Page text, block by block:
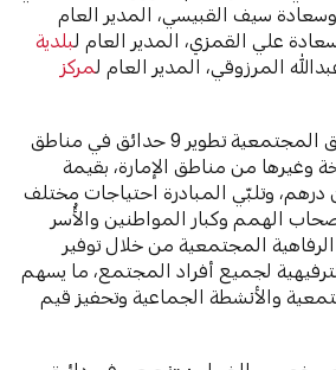
وسعادة سيف القبيسي، المدير العام
علي القمزي، المدير العام لبلدية
المرزوقي، المدير العام لمركز
الحدائق المجتمعية تطوير 9 حدائق في مناطق
وغيرها من مناطق الإمارة، بقيمة
تبلغ 14.5 مليون درهم، وتلبّي المبادرة احتياجات مختلف
الهمم وكبار المواطنين والأُسر
المجتمعية من خلال توفير
لجميع أفراد المجتمع، ما يسهم
والأنشطة الجماعية وتحفيز قيم